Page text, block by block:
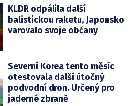
KLDR odpálila další
balistickou raketu, Japonsko
varovalo svoje občany
Severní Korea tento měsíc
otestovala další útočný
podvodní dron. Určený pro
jaderné zbraně